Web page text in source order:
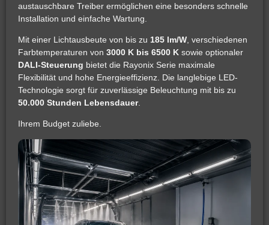
austauschbare Treiber ermöglichen eine besonders schnelle
Installation und einfache Wartung.
Mit einer Lichtausbeute von bis zu 185 lm/W , verschiedenen
Farbtemperaturen von 3000 K bis 6500 K sowie optionaler
DALI-Steuerung bietet die Rayonix Serie maximale
Flexibilität und hohe Energieeffizienz. Die langlebige LED-
Technologie sorgt für zuverlässige Beleuchtung mit bis zu
50.000 Stunden Lebensdauer.
Ihrem Budget zuliebe.